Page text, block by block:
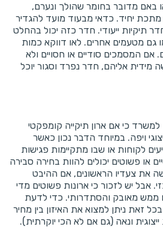
באם מדובר בחומר שהולך ונערם,
יחיד. כדאי מבעוד מועד להגדיר
תיקיות ייעודי. חדר כזה יכול בהחלט
מטעמים אחרים. לאו דווקא כמות
אם המסמכים סודיים או חסויים ולא
מידית אליהם, חדר נפרד וסגור יוכל
כי אם ארון תיקייה קומפקטי
ויפה. במיוחד הדבר נכון כאשר
לקוחות או שבו מתקיימות פגישות
או פשוטים יכולים להוות בחירה סבירה
את צעדיו הראשונים, אם ההיבט
אבל יש לזכור כי ארונות פשוטים מדי
ממש מאובק והסתדרותי. כדי לדעת
זאת ניתן למצוא את האיזון בין מחיר
ייצוגית ונאה (גם אם לא הכי יוקרתית).